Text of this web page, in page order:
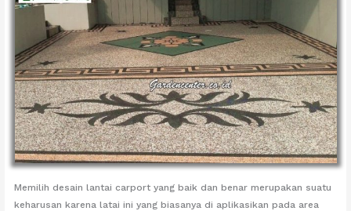
Memilih desain lantai carport yang baik dan benar merupakan suatu
keharusan karena latai ini yang biasanya di aplikasikan pada area